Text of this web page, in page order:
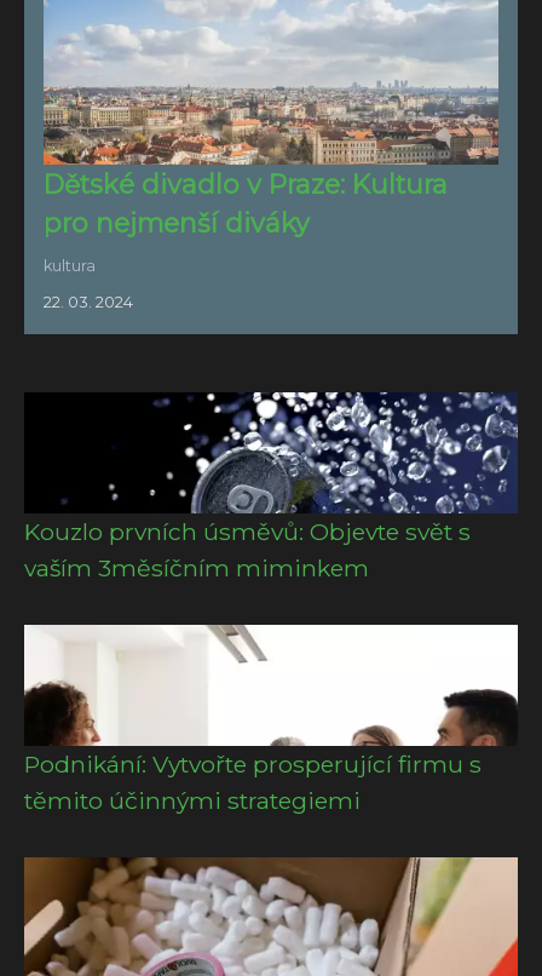
Dětské divadlo v Praze: Kultura
pro nejmenší diváky
kultura
22. 03. 2024
Kouzlo prvních úsměvů: Objevte svět s
vaším 3měsíčním miminkem
Podnikání: Vytvořte prosperující firmu s
těmito účinnými strategiemi